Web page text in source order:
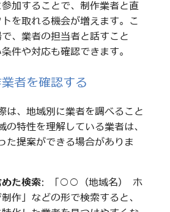
加することで、制作業者と直
を取れる機会が増えます。こ
、業者の担当者と話すこと
件や対応も確認できます。
者を確認する
は、地域別に業者を調べること
の特性を理解している業者は、
た提案ができる場合がありま
た検索: 「○○（地域名） ホ
作」などの形で検索すると、